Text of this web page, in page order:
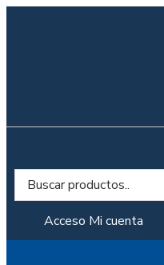
Acceso Mi cuenta